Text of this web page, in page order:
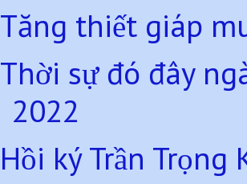
Tăng thiết giáp
Thời sự đó đây
2022
Hồi ký Trần